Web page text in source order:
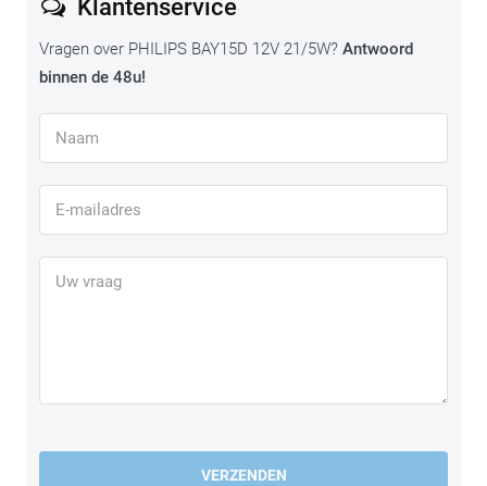
Klantenservice
Vragen over PHILIPS BAY15D 12V 21/5W? Antwoord
binnen de 48u!
VERZENDEN